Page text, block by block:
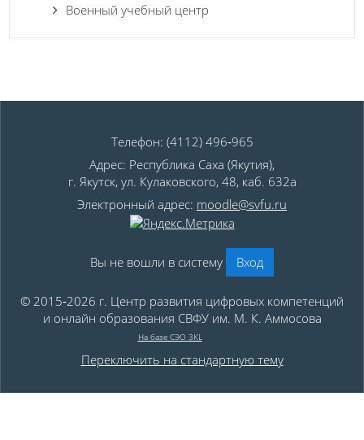
Военный учебный центр
Телефон: (4112) 496‑965
Адрес: Республика Саха (Якутия),
г. Якутск, ул. Кулаковского, 48, каб. 632а
Электронный адрес: moodle@svfu.ru
Вы не вошли в систему Вход
© 2015‑2026 г. Центр развития цифровых компетенций
и онлайн образования СВФУ им. М. К. Аммосова
На базе СЭО 3KL
Переключить на стандартную тему